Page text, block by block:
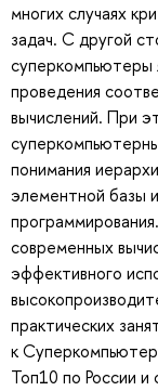
многих случаях
задач. С другой
проведения
вычислений. При
понимания
элементной базы
современных
эффективного
практических
к
Топ10 по России